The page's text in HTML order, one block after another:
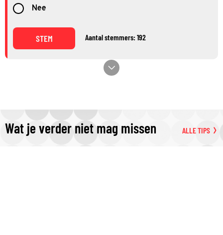
Nee
STEM Aantal stemmers: 192
Wat je verder niet mag missen ALLE TIPS